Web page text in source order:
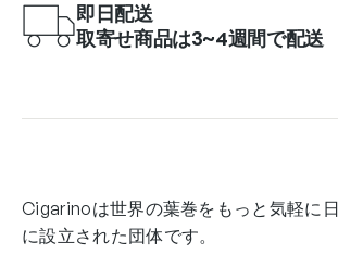
即日配送
取寄せ商品は3~4週間で配送
Cigarinoは世界の葉巻をもっと気軽に
に設立された団体です。